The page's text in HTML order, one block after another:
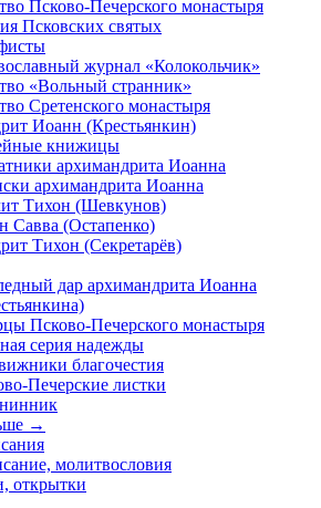
Псково-Печерского монастыря
Псковских святых
журнал «Колокольчик»
«Вольный странник»
Сретенского монастыря
Иоанн (Крестьянкин)
книжицы
архимандрита Иоанна
архимандрита Иоанна
Тихон (Шевкунов)
Савва (Остапенко)
Тихон (Секретарёв)
дар архимандрита Иоанна
Псково-Печерского монастыря
серия надежды
благочестия
Печерские листки
→
молитвословия
открытки